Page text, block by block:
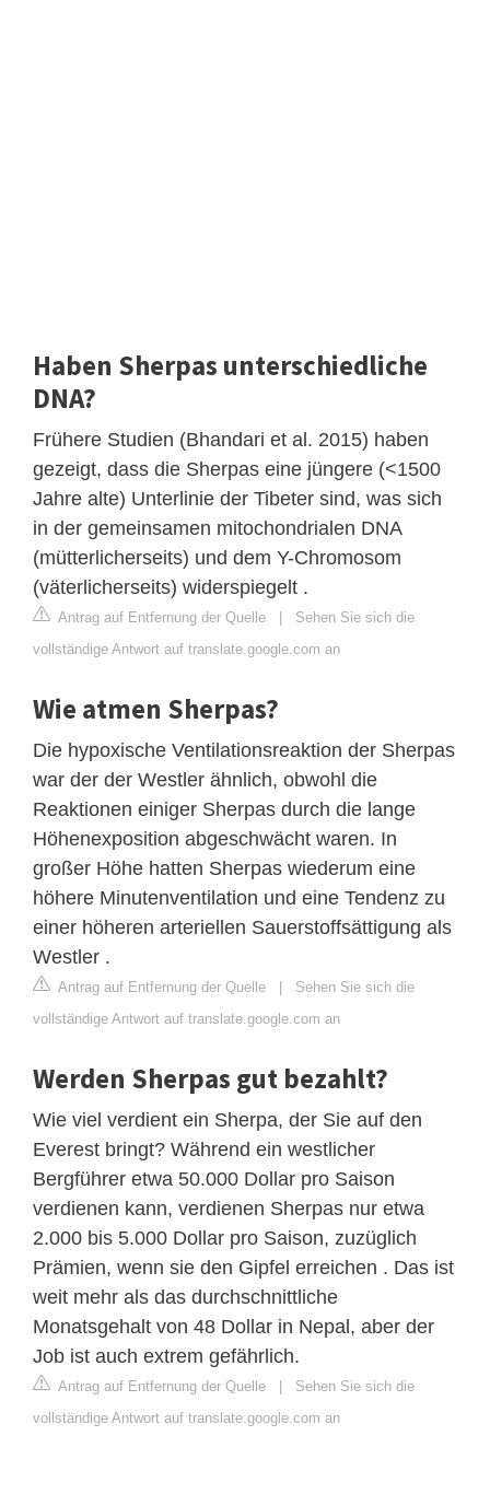
Haben Sherpas unterschiedliche
DNA?
Frühere Studien (Bhandari et al. 2015) haben
gezeigt, dass die Sherpas eine jüngere (<1500
Jahre alte) Unterlinie der Tibeter sind, was sich
in der gemeinsamen mitochondrialen DNA
(mütterlicherseits) und dem Y-Chromosom
(väterlicherseits) widerspiegelt .
Antrag auf Entfernung der Quelle | Sehen Sie sich die
vollständige Antwort auf translate.google.com an
Wie atmen Sherpas?
Die hypoxische Ventilationsreaktion der Sherpas
war der der Westler ähnlich, obwohl die
Reaktionen einiger Sherpas durch die lange
Höhenexposition abgeschwächt waren. In
großer Höhe hatten Sherpas wiederum eine
höhere Minutenventilation und eine Tendenz zu
einer höheren arteriellen Sauerstoffsättigung als
Westler .
Antrag auf Entfernung der Quelle | Sehen Sie sich die
vollständige Antwort auf translate.google.com an
Werden Sherpas gut bezahlt?
Wie viel verdient ein Sherpa, der Sie auf den
Everest bringt? Während ein westlicher
Bergführer etwa 50.000 Dollar pro Saison
verdienen kann, verdienen Sherpas nur etwa
2.000 bis 5.000 Dollar pro Saison, zuzüglich
Prämien, wenn sie den Gipfel erreichen . Das ist
weit mehr als das durchschnittliche
Monatsgehalt von 48 Dollar in Nepal, aber der
Job ist auch extrem gefährlich.
Antrag auf Entfernung der Quelle | Sehen Sie sich die
vollständige Antwort auf translate.google.com an